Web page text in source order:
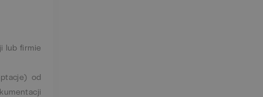
lub firmie
od